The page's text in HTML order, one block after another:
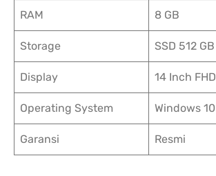
RAM 8 GB
Storage SSD 512 GB
Display 14 Inch FHD
Operating System Windows 10
Garansi Resmi